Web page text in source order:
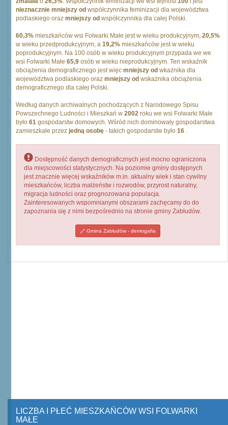
nieznacznie mniejszy od współczynnika feminizacji dla województwa
podlaskiego oraz mniejszy od współczynnika dla całej Polski.
60,3% mieszkańców wsi Folwarki Małe jest w wieku produkcyjnym, 20,5%
w wieku przedprodukcyjnym, a 19,2% mieszkańców jest w wieku
poprodukcyjnym. Na 100 osób w wieku produkcyjnym przypada we we
wsi Folwarki Małe 65,9 osób w wieku nieprodukcyjnym. Ten wskaźnik
obciążenia demograficznego jest więc mniejszy od wkażnika dla
województwa podlaskiego oraz mniejszy od wskażnika obciążenia
demograficznego dla całej Polski.
Według danych archiwalnych pochodzących z Narodowego Spisu
Powszechnego Ludności i Mieszkań w 2002 roku we wsi Folwarki Małe
było 61 gospodarstw domowych. Wśród nich dominowały gospodarstwa
zamieszkałe przez jedną osobę - takich gospodarstw było 16 .
Dostępność danych demograficznych jest mocno ograniczona
dla miejscowości statystycznych. Na poziomie gminy dostępnych
jest znacznie więcej wskaźników m.in. aktualny wiek i stan cywilny
mieszkańców, liczba małżeństw i rozwodów, przyrost naturalny,
migracja ludności oraz prognozowana populacja.
Zainteresowanych wspomnianymi obszarami zachęcamy do do
zapoznania się z nimi bezpośrednio na stronie gminy Zabłudów.
Gmina Zabłudów - demogafia
LICZBA I PŁEĆ MIESZKAŃCÓW WSI FOLWARKI
MAŁE